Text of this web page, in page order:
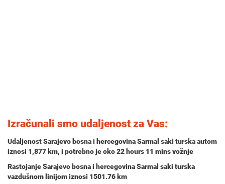
Izračunali smo udaljenost za Vas:
Udaljenost Sarajevo bosna i hercegovina Sarmal saki turska autom
iznosi 1,877 km, i potrebno je oko22 hours 11 minsvožnje
Rastojanje Sarajevo bosna i hercegovina Sarmal saki turska
vazdušnom linijom iznosi 1501.76 km